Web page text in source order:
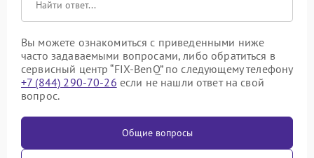
Вы можете ознакомиться с приведенными ниже
часто задаваемыми вопросами, либо обратиться в
сервисный центр “FIX-BenQ” по следующему телефону
+7 (844) 290-70-26 если не нашли ответ на свой
вопрос.
Общие вопросы